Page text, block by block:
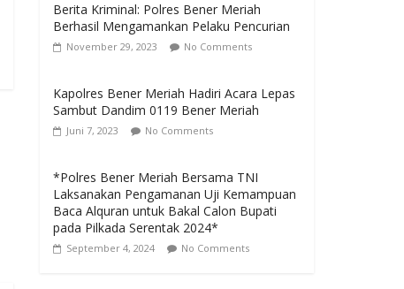
Berita Kriminal: Polres Bener Meriah
Berhasil Mengamankan Pelaku Pencurian
November 29, 2023 No Comments
Kapolres Bener Meriah Hadiri Acara Lepas
Sambut Dandim 0119 Bener Meriah
Juni 7, 2023 No Comments
*Polres Bener Meriah Bersama TNI
Laksanakan Pengamanan Uji Kemampuan
Baca Alquran untuk Bakal Calon Bupati
pada Pilkada Serentak 2024*
September 4, 2024 No Comments